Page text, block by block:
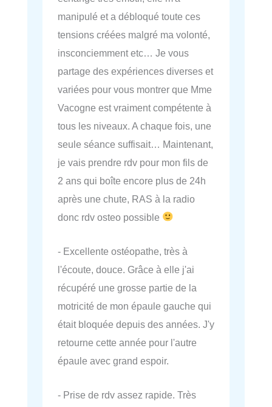
manipulé et a débloqué toute ces
tensions créées malgré ma volonté,
insconciemment etc… Je vous
partage des expériences diverses et
variées pour vous montrer que Mme
Vacogne est vraiment compétente à
tous les niveaux. A chaque fois, une
seule séance suffisait… Maintenant,
je vais prendre rdv pour mon fils de
2 ans qui boîte encore plus de 24h
après une chute, RAS à la radio
donc rdv osteo possible
- Excellente ostéopathe, très à
l'écoute, douce. Grâce à elle j'ai
récupéré une grosse partie de la
motricité de mon épaule gauche qui
était bloquée depuis des années. J'y
retourne cette année pour l'autre
épaule avec grand espoir.
- Prise de rdv assez rapide. Très